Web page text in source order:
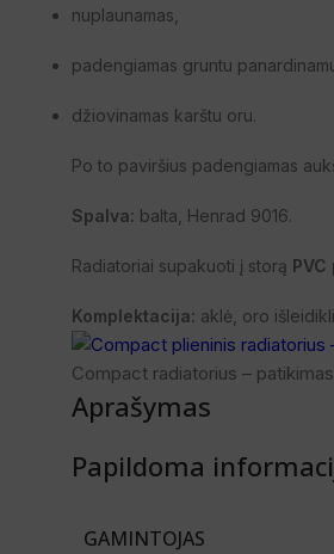
nuplaunamas,
padengiamas gruntu
džiovinamas karštu oru.
Po to paviršius padengiamas
Spalva: balta, Henrad 9016.
Radiatoriai supakuoti į storą PVC
Komplektacija: aklė, oro
Compact radiatorius –
Aprašymas
Papildoma
GAMINTOJAS